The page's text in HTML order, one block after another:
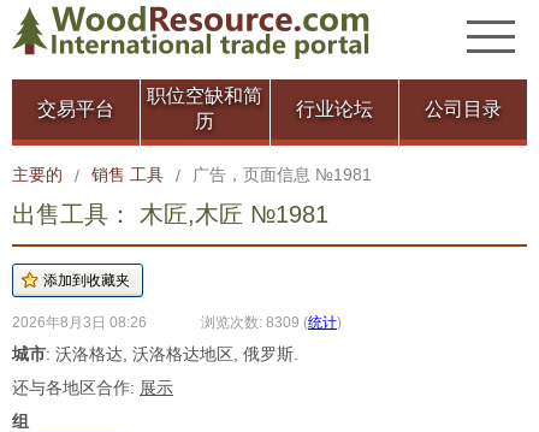
交易平台
职位空缺和简
历
行业论坛 公司目录
主要的 / 销售 工具 / 广告，页面信息 №1981
出售工具： 木匠,木匠 №1981
2026年8月3日 08:26 浏览次数: 8309 (统计)
城市: 沃洛格达, 沃洛格达地区, 俄罗斯.
还与各地区合作: 展示
组